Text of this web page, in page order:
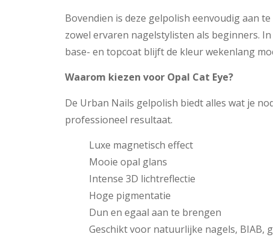
Bovendien is deze gelpolish eenvoudig aan
zowel ervaren nagelstylisten als beginners.
base- en topcoat blijft de kleur wekenlang
Waarom kiezen voor Opal Cat Eye?
De Urban Nails gelpolish biedt alles wat je
professioneel resultaat.
Luxe magnetisch effect
Mooie opal glans
Intense 3D lichtreflectie
Hoge pigmentatie
Dun en egaal aan te brengen
Geschikt voor natuurlijke nagels, BIAB,